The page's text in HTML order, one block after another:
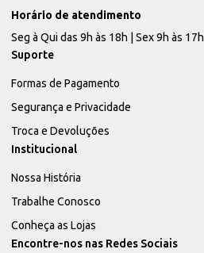
Horário de atendimento
Seg à Qui das 9h às 18h | Sex 9h às 17h
Suporte
Formas de Pagamento
Segurança e Privacidade
Troca e Devoluções
Institucional
Nossa História
Trabalhe Conosco
Conheça as Lojas
Encontre-nos nas Redes Sociais